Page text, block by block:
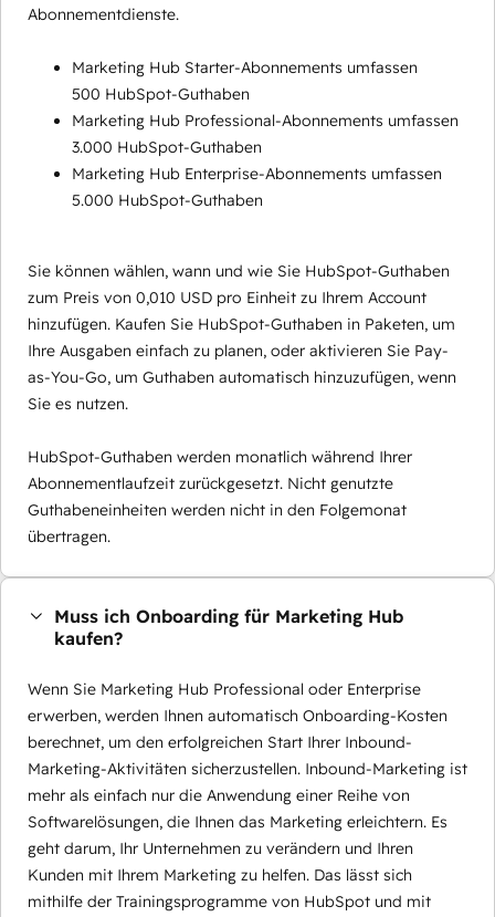
Abonnementdienste.
Marketing Hub Starter-Abonnements umfassen
500 HubSpot-Guthaben
Marketing Hub Professional-Abonnements umfassen
3.000 HubSpot-Guthaben
Marketing Hub Enterprise-Abonnements umfassen
5.000 HubSpot-Guthaben
Sie können wählen, wann und wie Sie HubSpot-Guthaben
zum Preis von 0,010 USD pro Einheit zu Ihrem Account
hinzufügen. Kaufen Sie HubSpot-Guthaben in Paketen, um
Ihre Ausgaben einfach zu planen, oder aktivieren Sie Pay-
as-You-Go, um Guthaben automatisch hinzuzufügen, wenn
Sie es nutzen.
HubSpot-Guthaben werden monatlich während Ihrer
Abonnementlaufzeit zurückgesetzt. Nicht genutzte
Guthabeneinheiten werden nicht in den Folgemonat
übertragen.
Muss ich Onboarding für Marketing Hub
kaufen?
Wenn Sie Marketing Hub Professional oder Enterprise
erwerben, werden Ihnen automatisch Onboarding-Kosten
berechnet, um den erfolgreichen Start Ihrer Inbound-
Marketing-Aktivitäten sicherzustellen. Inbound-Marketing ist
mehr als einfach nur die Anwendung einer Reihe von
Softwarelösungen, die Ihnen das Marketing erleichtern. Es
geht darum, Ihr Unternehmen zu verändern und Ihren
Kunden mit Ihrem Marketing zu helfen. Das lässt sich
mithilfe der Trainingsprogramme von HubSpot und mit